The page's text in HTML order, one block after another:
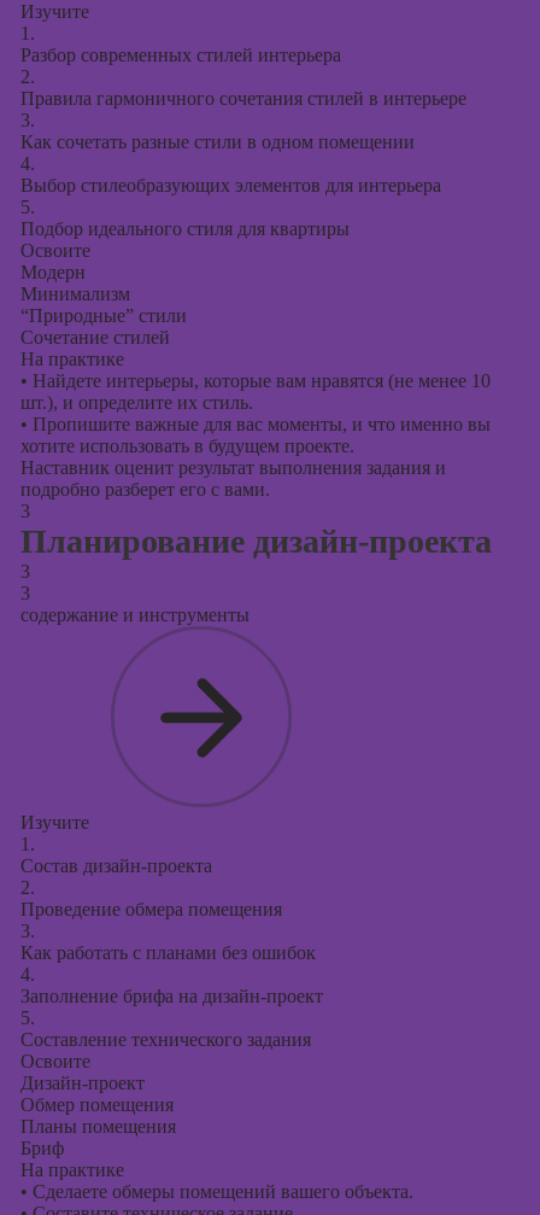
Изучите
1.
Разбор современных стилей интерьера
2.
Правила гармоничного сочетания стилей в интерьере
3.
Как сочетать разные стили в одном помещении
4.
Выбор стилеобразующих элементов для интерьера
5.
Подбор идеального стиля для квартиры
Освоите
Модерн
Минимализм
“Природные” стили
Сочетание стилей
На практике
• Найдете интерьеры, которые вам нравятся (не менее 10
шт.), и определите их стиль.
• Пропишите важные для вас моменты, и что именно вы
хотите использовать в будущем проекте.
Наставник оценит результат выполнения задания и
подробно разберет его с вами.
3
Планирование дизайн-проекта
3
3
содержание и инструменты
Изучите
1.
Состав дизайн-проекта
2.
Проведение обмера помещения
3.
Как работать с планами без ошибок
4.
Заполнение брифа на дизайн-проект
5.
Составление технического задания
Освоите
Дизайн-проект
Обмер помещения
Планы помещения
Бриф
На практике
• Сделаете обмеры помещений вашего объекта.